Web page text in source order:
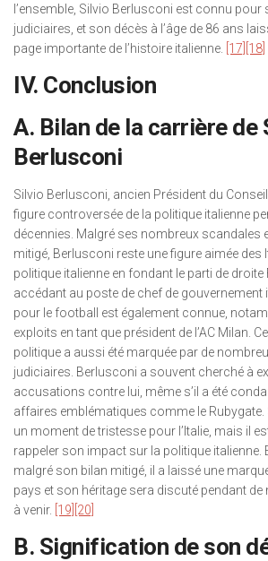
l’ensemble, Silvio Berlusconi est connu
judiciaires, et son décès à l’âge de 86 ans
page importante de l’histoire italienne.
[17] [18]
IV. Conclusion
A. Bilan de la carrière de
Berlusconi
Silvio Berlusconi, ancien Président du
figure controversée de la politique italienne
décennies. Malgré ses nombreux scandales
mitigé, Berlusconi reste une figure aimée des
politique italienne en fondant le parti de droite
accédant au poste de chef de gouvernement
pour le football est également connue,
exploits en tant que président de l’AC Milan.
politique a aussi été marquée par de
judiciaires. Berlusconi a souvent cherché à
accusations contre lui, même s’il a été
affaires emblématiques comme le
un moment de tristesse pour l’Italie, mais il
rappeler son impact sur la politique italienne.
malgré son bilan mitigé, il a laissé une
pays et son héritage sera discuté pendant
à venir. [19] [20]
B. Signification de son